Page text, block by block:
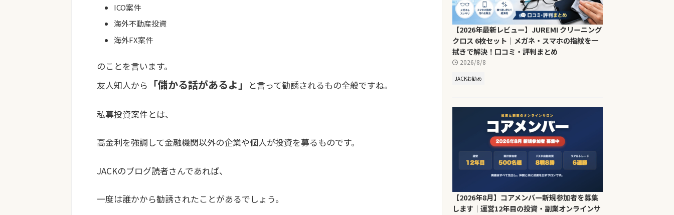
ICO案件
海外不動産投資
海外FX案件
のことを言います。
友人知人から 「儲かる話があるよ」 と言って勧誘されるもの全般ですね。
私募投資案件とは、
高金利を強調して金融機関以外の企業や個人が投資を募るものです。
JACKのブログ読者さんであれば、
一度は誰かから勧誘されたことがあるでしょう。
【2026年最新レビュー】JUREMI クリーニング
クロス 6枚セット｜メガネ・スマホの指紋を一
拭きで解決！口コミ・評判まとめ
2026/8/8
JACKお勧め
【2026年8月】コアメンバー新規参加者を募集
します｜運営12年目の投資・副業オンラインサ